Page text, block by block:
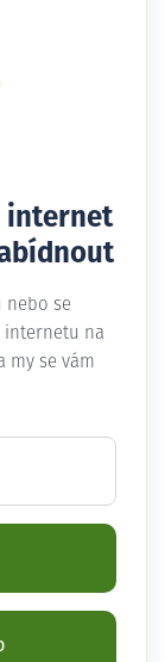
internet
nebo se
internetu na
my se vám